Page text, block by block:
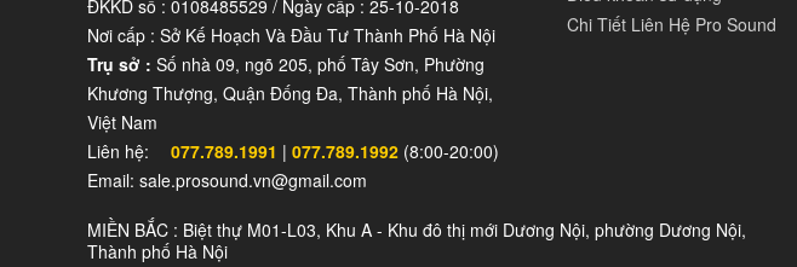
ĐKKD số : 0108485529 / Ngày cấp : 25-10-2018
Nơi cấp : Sở Kế Hoạch Và Đầu Tư Thành Phố Hà Nội
Trụ sở : Số nhà 09, ngõ 205, phố Tây Sơn, Phường
Khương Thượng, Quận Đống Đa, Thành phố Hà Nội,
Việt Nam
Liên hệ:
077.789.1991 | 077.789.1992 (8:00-20:00)
Email: sale.prosound.vn@gmail.com
Chi Tiết Liên Hệ Pro Sound
MIỀN BẮC : Biệt thự M01-L03, Khu A - Khu đô thị mới Dương Nội, phường Dương Nội,
Thành phố Hà Nội